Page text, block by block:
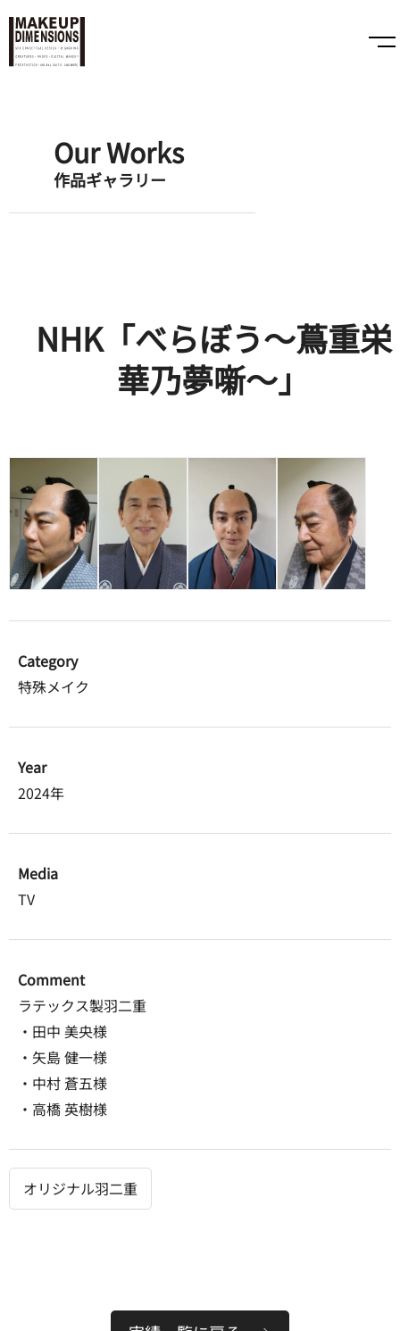
Our Works
作品ギャラリー
NHK「べらぼう〜蔦重栄
華乃夢噺〜」
Category
特殊メイク
Year
2024年
Media
TV
Comment
ラテックス製羽二重
・田中 美央様
・矢島 健一様
・中村 蒼五様
・高橋 英樹様
オリジナル羽二重